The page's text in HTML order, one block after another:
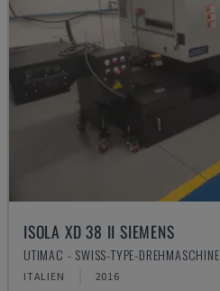
ISOLA XD 38 II SIEMENS
UTIMAC - SWISS-TYPE-DREHMASCHINE
ITALIEN 2016